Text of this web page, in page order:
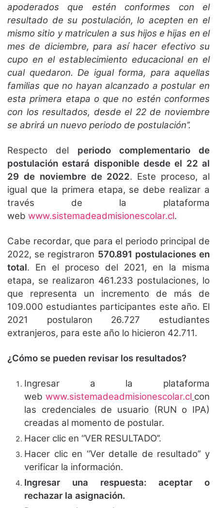
apoderados que estén conformes con el
resultado de su postulación, lo acepten en el
mismo sitio y matriculen a sus hijos e hijas en el
mes de diciembre, para así hacer efectivo su
cupo en el establecimiento educacional en el
cual quedaron. De igual forma, para aquellas
familias que no hayan alcanzado a postular en
esta primera etapa o que no estén conformes
con los resultados, desde el 22 de noviembre
se abrirá un nuevo periodo de postulación’’.
Respecto del periodo complementario de
postulación estará disponible desde el 22 al
29 de noviembre de 2022. Este proceso, al
igual que la primera etapa, se debe realizar a
través de la plataforma
web www.sistemadeadmisionescolar.cl.
Cabe recordar, que para el periodo principal de
2022, se registraron 570.891 postulaciones en
total. En el proceso del 2021, en la misma
etapa, se realizaron 461.233 postulaciones, lo
que representa un incremento de más de
109.000 estudiantes participantes este año. El
2021 postularon 26.727 estudiantes
extranjeros, para este año lo hicieron 42.711.
¿Cómo se pueden revisar los resultados?
Ingresar a la plataforma
web www.sistemadeadmisionescolar.cl con
las credenciales de usuario (RUN o IPA)
creadas al momento de postular.
Hacer clic en ‘’VER RESULTADO’’.
Hacer clic en ‘’Ver detalle de resultado’’ y
verificar la información.
Ingresar una respuesta: aceptar o
rechazar la asignación.